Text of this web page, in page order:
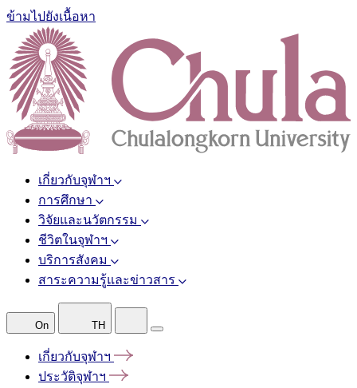
ข้ามไปยังเนื้อหา
เกี่ยวกับจุฬาฯ
การศึกษา
วิจัยและนวัตกรรม
ชีวิตในจุฬาฯ
บริการสังคม
สาระความรู้และข่าวสาร
On TH
เกี่ยวกับจุฬาฯ
ประวัติจุฬาฯ